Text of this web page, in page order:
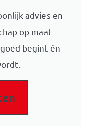
advies en
op maat
begint én